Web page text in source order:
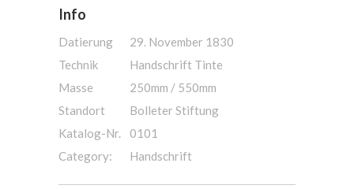
Info
Datierung
29. November 1830
Technik
Handschrift Tinte
Masse
250mm / 550mm
Standort
Bolleter Stiftung
Katalog-Nr.
0101
Category:
Handschrift